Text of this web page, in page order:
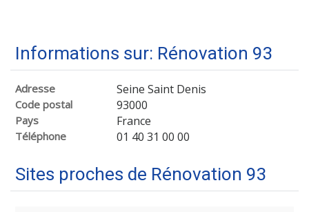
Informations sur: Rénovation 93
Adresse Seine Saint Denis
Code postal 93000
Pays France
Téléphone 01 40 31 00 00
Sites proches de Rénovation 93